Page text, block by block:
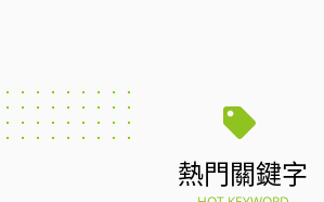
熱門關鍵字